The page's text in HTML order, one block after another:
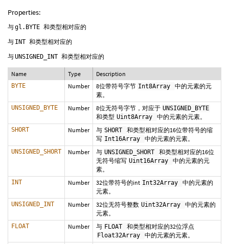
Properties:
与gl.BYTE 和类型相对应的
与 INT 和类型相对应的
与UNSIGNED_INT 和类型相对应的
Name Type Description
BYTE Number 8位带符号字节 Int8Array
中的元素的元
素。
UNSIGNED_BYTE Number 8位无符号字节，对应于 UNSIGNED_BYTE
和类型 Uint8Array 中的元素的元素。
SHORT Number 与 SHORT
和类型相对应的16位带符号的缩
写 Int16Array 中的元素的元素。
UNSIGNED_SHORT Number 与 UNSIGNED_SHORT
和类型相对应的16位
无符号缩写 Uint16Array
中的元素的元
素。
INT Number 32位带符号的int Int32Array
中的元素的
元素。
UNSIGNED_INT Number 32位无符号整数 Uint32Array
中的元素的
元素。
FLOAT Number 与 FLOAT 和类型相对应的32位浮点
Float32Array 中的元素的元素。